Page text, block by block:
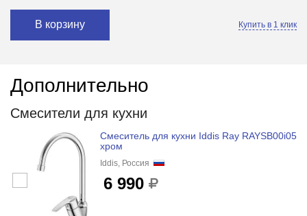
В корзину Купить в 1 клик
Дополнительно
Смесители для кухни
Смеситель для кухни Iddis Ray RAYSB00i05
хром
Iddis, Россия
6 990